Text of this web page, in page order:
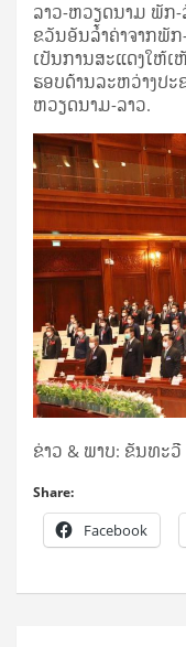
ລາວ-ຫວຽດນາມ ພັກ-
ຂວັນອັນລໍ້າຄ່າຈາກພັ
ເປັນການສະແດງໃຫ້
ຮອບດ້ານລະຫວ່າງປະ
ຫວຽດນາມ-ລາວ.
ຂ່າວ & ພາບ: ຂັນທະວີ
Share:
Facebook